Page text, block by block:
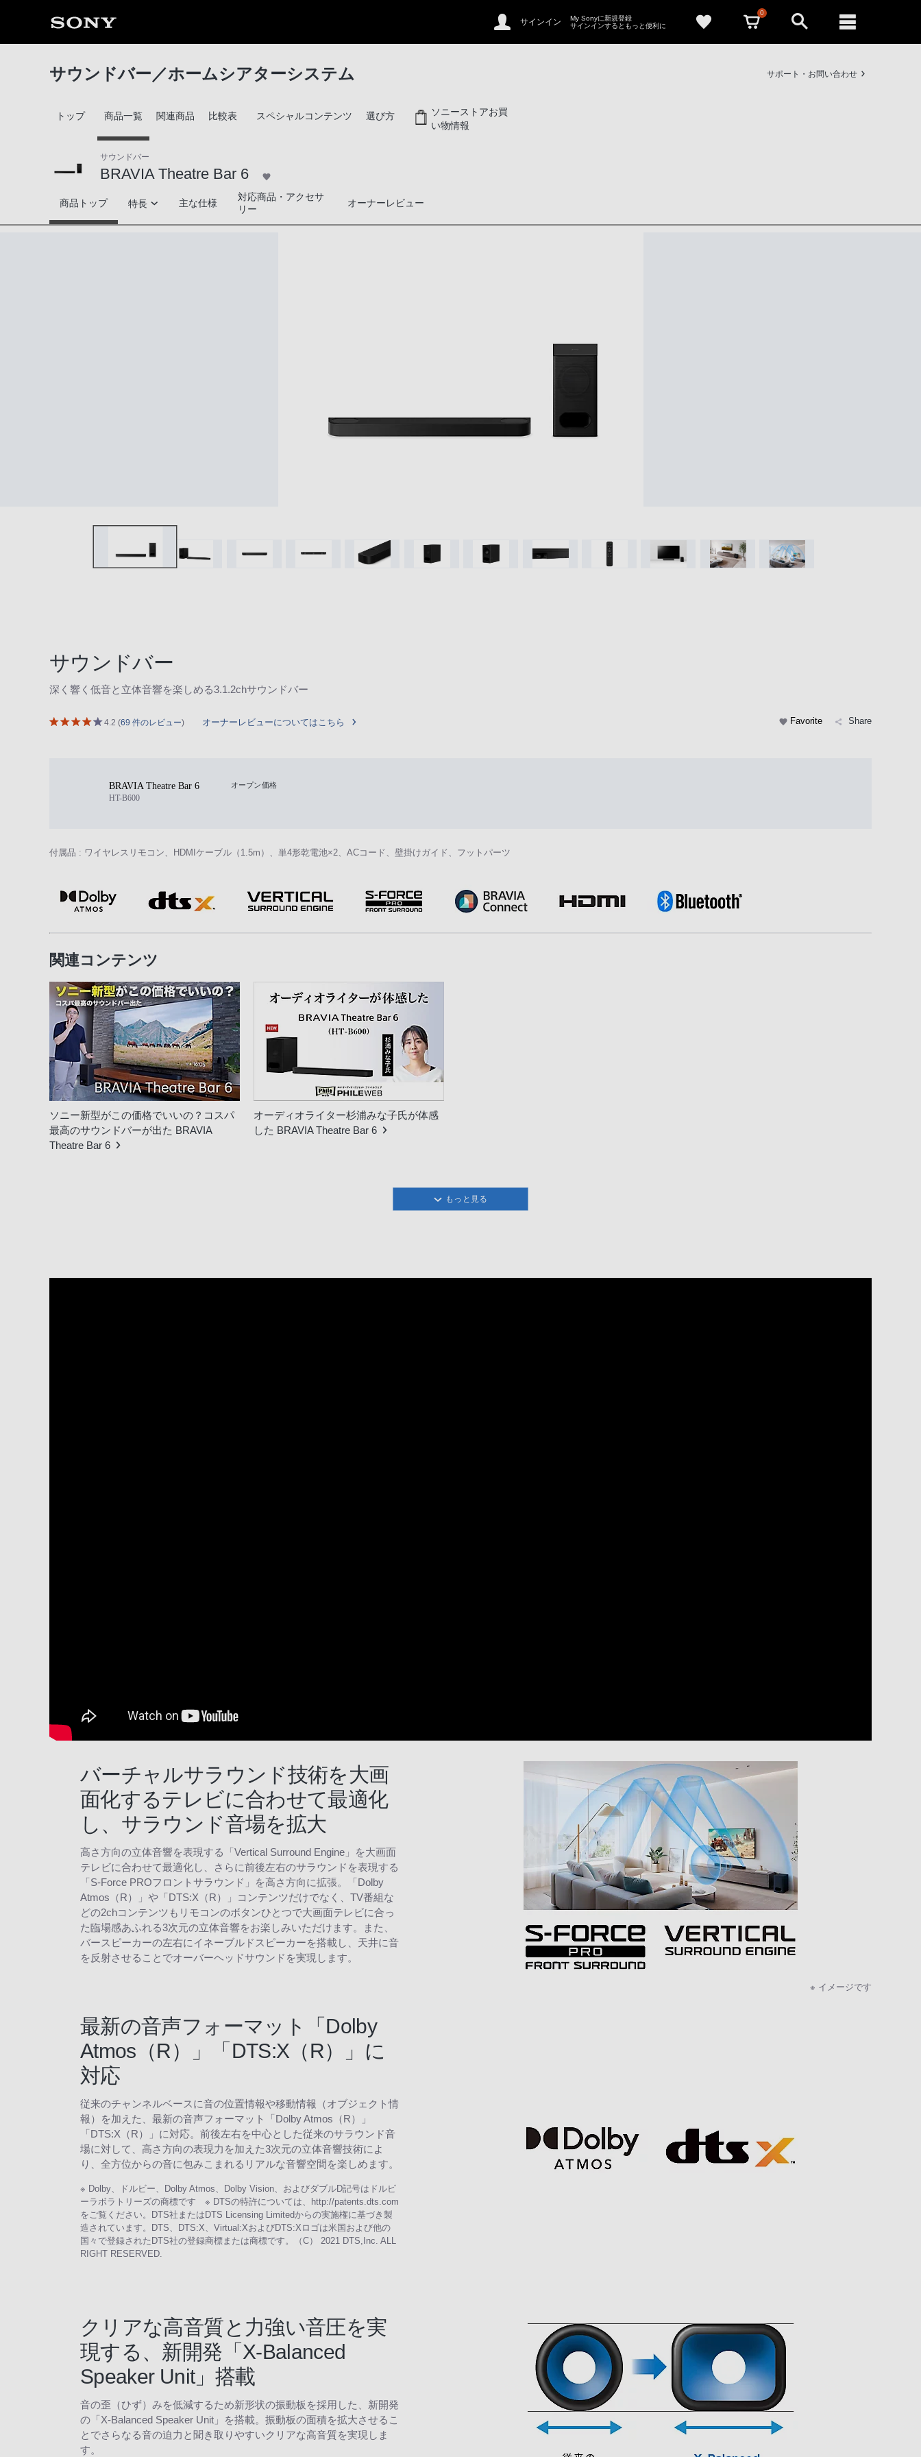
サインイン
My Sonyに新規登録
サインインするともっと便利に
0
サウンドバー／ホームシアターシステム サポート・お問い合わせ
トップ 商品一覧 関連商品 比較表 スペシャルコンテンツ 選び方
ソニーストアお買
い物情報
サウンドバー
BRAVIA Theatre Bar 6
BRAVIA Theatre Bar 6
商品トップ 特長 主な仕様
対応商品・アクセサ
リー
オーナーレビュー
サウンドバー
深く響く低音と立体音響を楽しめる3.1.2chサウンドバー
4.2 (69 件のレビュー) オーナーレビューについてはこちら Favorite Share
BRAVIA Theatre Bar 6
HT-B600
オープン価格
付属品 : ワイヤレスリモコン、HDMIケーブル（1.5m）、単4形乾電池×2、ACコード、壁掛けガイド、フットパーツ
関連コンテンツ
ソニー新型がこの価格でいいの？コスパ
最高のサウンドバーが出た BRAVIA
Theatre Bar 6
オーディオライター杉浦みな子氏が体感
した BRAVIA Theatre Bar 6
もっと見る
※ イメージです
バーチャルサラウンド技術を大画
面化するテレビに合わせて最適化
し、サラウンド音場を拡大
高さ方向の立体音響を表現する「Vertical Surround Engine」を大画面
テレビに合わせて最適化し、さらに前後左右のサラウンドを表現する
「S-Force PROフロントサラウンド」を高さ方向に拡張。「Dolby
Atmos（R）」や「DTS:X（R）」コンテンツだけでなく、TV番組な
どの2chコンテンツもリモコンのボタンひとつで大画面テレビに合っ
た臨場感あふれる3次元の立体音響をお楽しみいただけます。また、
バースピーカーの左右にイネーブルドスピーカーを搭載し、天井に音
を反射させることでオーバーヘッドサウンドを実現します。
最新の音声フォーマット「Dolby
Atmos（R）」「DTS:X（R）」に
対応
従来のチャンネルベースに音の位置情報や移動情報（オブジェクト情
報）を加えた、最新の音声フォーマット「Dolby Atmos（R）」
「DTS:X（R）」に対応。前後左右を中心とした従来のサラウンド音
場に対して、高さ方向の表現力を加えた3次元の立体音響技術によ
り、全方位からの音に包みこまれるリアルな音響空間を楽しめます。
※ Dolby、ドルビー、Dolby Atmos、Dolby Vision、およびダブルD記号はドルビ
ーラボラトリーズの商標です ※ DTSの特許については、http://patents.dts.com
をご覧ください。DTS社またはDTS Licensing Limitedからの実施権に基づき製
造されています。DTS、DTS:X、Virtual:XおよびDTS:Xロゴは米国および他の
国々で登録されたDTS社の登録商標または商標です。（C） 2021 DTS,Inc. ALL
RIGHT RESERVED.
クリアな高音質と力強い音圧を実
現する、新開発「X-Balanced
Speaker Unit」搭載
音の歪（ひず）みを低減するため新形状の振動板を採用した、新開発
の「X-Balanced Speaker Unit」を搭載。振動板の面積を拡大させるこ
とでさらなる音の迫力と聞き取りやすいクリアな高音質を実現しま
す。